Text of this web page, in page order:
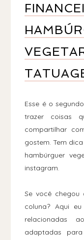
Esse é o
trazer coisas
compartilhar
gostem. Tem
hambúrguer
instagram.
Se você
coluna? Aqui
relacionadas
adaptadas